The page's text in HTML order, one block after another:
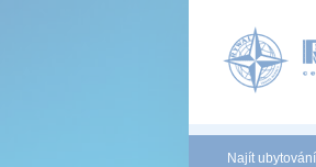
Najít ubytování